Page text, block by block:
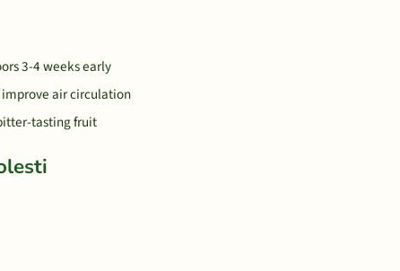
3-4 weeks early
improve air circulation
tasting fruit